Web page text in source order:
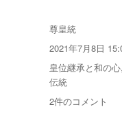
皇・
皇
位
継
承
論
1
投
稿
尊皇統
投
稿
日:
2021年7月8日
カ
テ
ゴ
リ
皇位継承と和の心,
伝統
政
2件のコメント